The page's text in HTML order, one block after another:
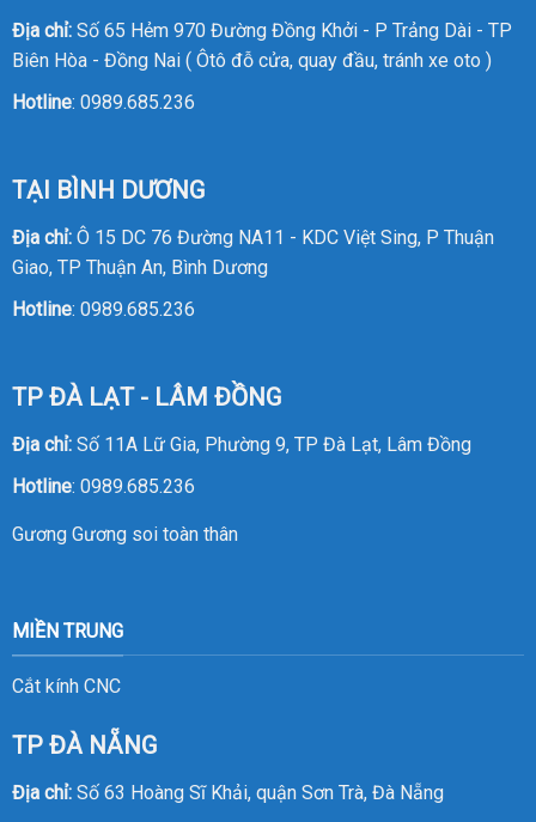
Địa chỉ:Số 65 Hẻm 970 Đường Đồng Khởi - P Trảng Dài - TP
Biên Hòa - Đồng Nai ( Ôtô đỗ cửa, quay đầu, tránh xe oto )
Hotline: 0989.685.236
TẠI BÌNH DƯƠNG
Địa chỉ:Ô 15 DC 76 Đường NA11 - KDC Việt Sing, P Thuận
Giao, TP Thuận An, Bình Dương
Hotline: 0989.685.236
TP ĐÀ LẠT - LÂM ĐỒNG
Địa chỉ:Số 11A Lữ Gia, Phường 9, TP Đà Lạt, Lâm Đồng
Hotline: 0989.685.236
Gương Gương soi toàn thân
MIỀN TRUNG
Cắt kính CNC
TP ĐÀ NẴNG
Địa chỉ:Số 63 Hoàng Sĩ Khải, quận Sơn Trà, Đà Nẵng